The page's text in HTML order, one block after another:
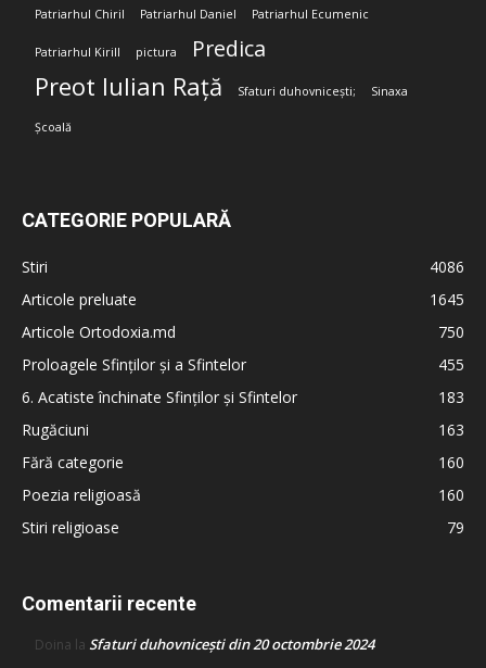
Patriarhul Chiril Patriarhul Daniel Patriarhul Ecumenic
Patriarhul Kirill pictura Predica
Preot Iulian Rață Sfaturi duhovnicești; Sinaxa
Școală
CATEGORIE POPULARĂ
Stiri
4086
Articole preluate
1645
Articole Ortodoxia.md
750
Proloagele Sfinților și a Sfintelor
455
6. Acatiste închinate Sfinților și Sfintelor
183
Rugăciuni
163
Fără categorie
160
Poezia religioasă
160
Stiri religioase
79
Comentarii recente
Doina la Sfaturi duhovnicești din 20 octombrie 2024